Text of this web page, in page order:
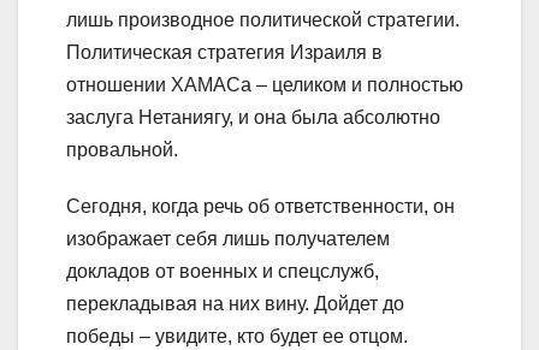
лишь производное политической стратегии.
Политическая стратегия Израиля в
отношении ХАМАСа – целиком и полностью
заслуга Нетаниягу, и она была абсолютно
провальной.
Сегодня, когда речь об ответственности, он
изображает себя лишь получателем
докладов от военных и спецслужб,
перекладывая на них вину. Дойдет до
победы – увидите, кто будет ее отцом.